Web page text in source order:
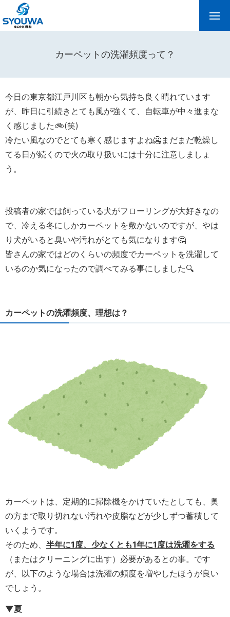
カーペットの洗濯頻度って？
今日の東京都江戸川区も朝から気持ち良く晴れています
が、昨日に引続きとても風が強くて、自転車が中々進まな
く感じました🚲(笑)
冷たい風なのでとても寒く感じますよね🥶まだまだ乾燥し
てる日が続くので火の取り扱いには十分に注意しましょ
う。
投稿者の家では飼っている犬がフローリングが大好きなの
で、冷える冬にしかカーペットを敷かないのですが、やは
り犬がいると臭いや汚れがとても気になります🤔
皆さんの家ではどのくらいの頻度でカーペットを洗濯して
いるのか気になったので調べてみる事にしました🔍
カーペットの洗濯頻度、理想は？
カーペットは、定期的に掃除機をかけていたとしても、奥
の方まで取り切れない汚れや皮脂などが少しずつ蓄積して
いくようです。
そのため、 半年に1度、少なくとも1年に1度は洗濯をする
（またはクリーニングに出す）必要があるとの事。です
が、以下のような場合は洗濯の頻度を増やしたほうが良い
でしょう。
▼夏